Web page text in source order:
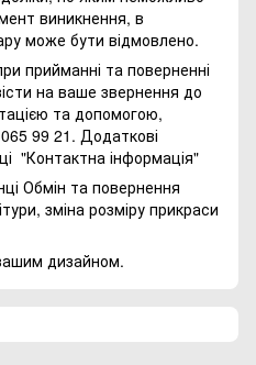
виникнення, в
може бути відмовлено.
прийманні та поверненні
на ваше звернення до
та допомогою,
99 21. Додаткові
"Контактна інформація"
Обмін та повернення
зміна розміру прикраси
дизайном.